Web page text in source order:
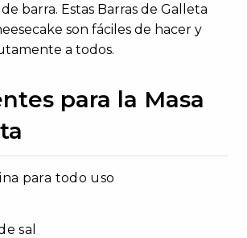
barra. Estas Barras de Galleta
son fáciles de hacer y
a todos.
para la Masa
para todo uso
sal